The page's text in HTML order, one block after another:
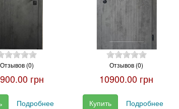
Отзывов (0)
грн
Подробнее
Отзывов (0)
10900.00 грн
Купить Подробнее